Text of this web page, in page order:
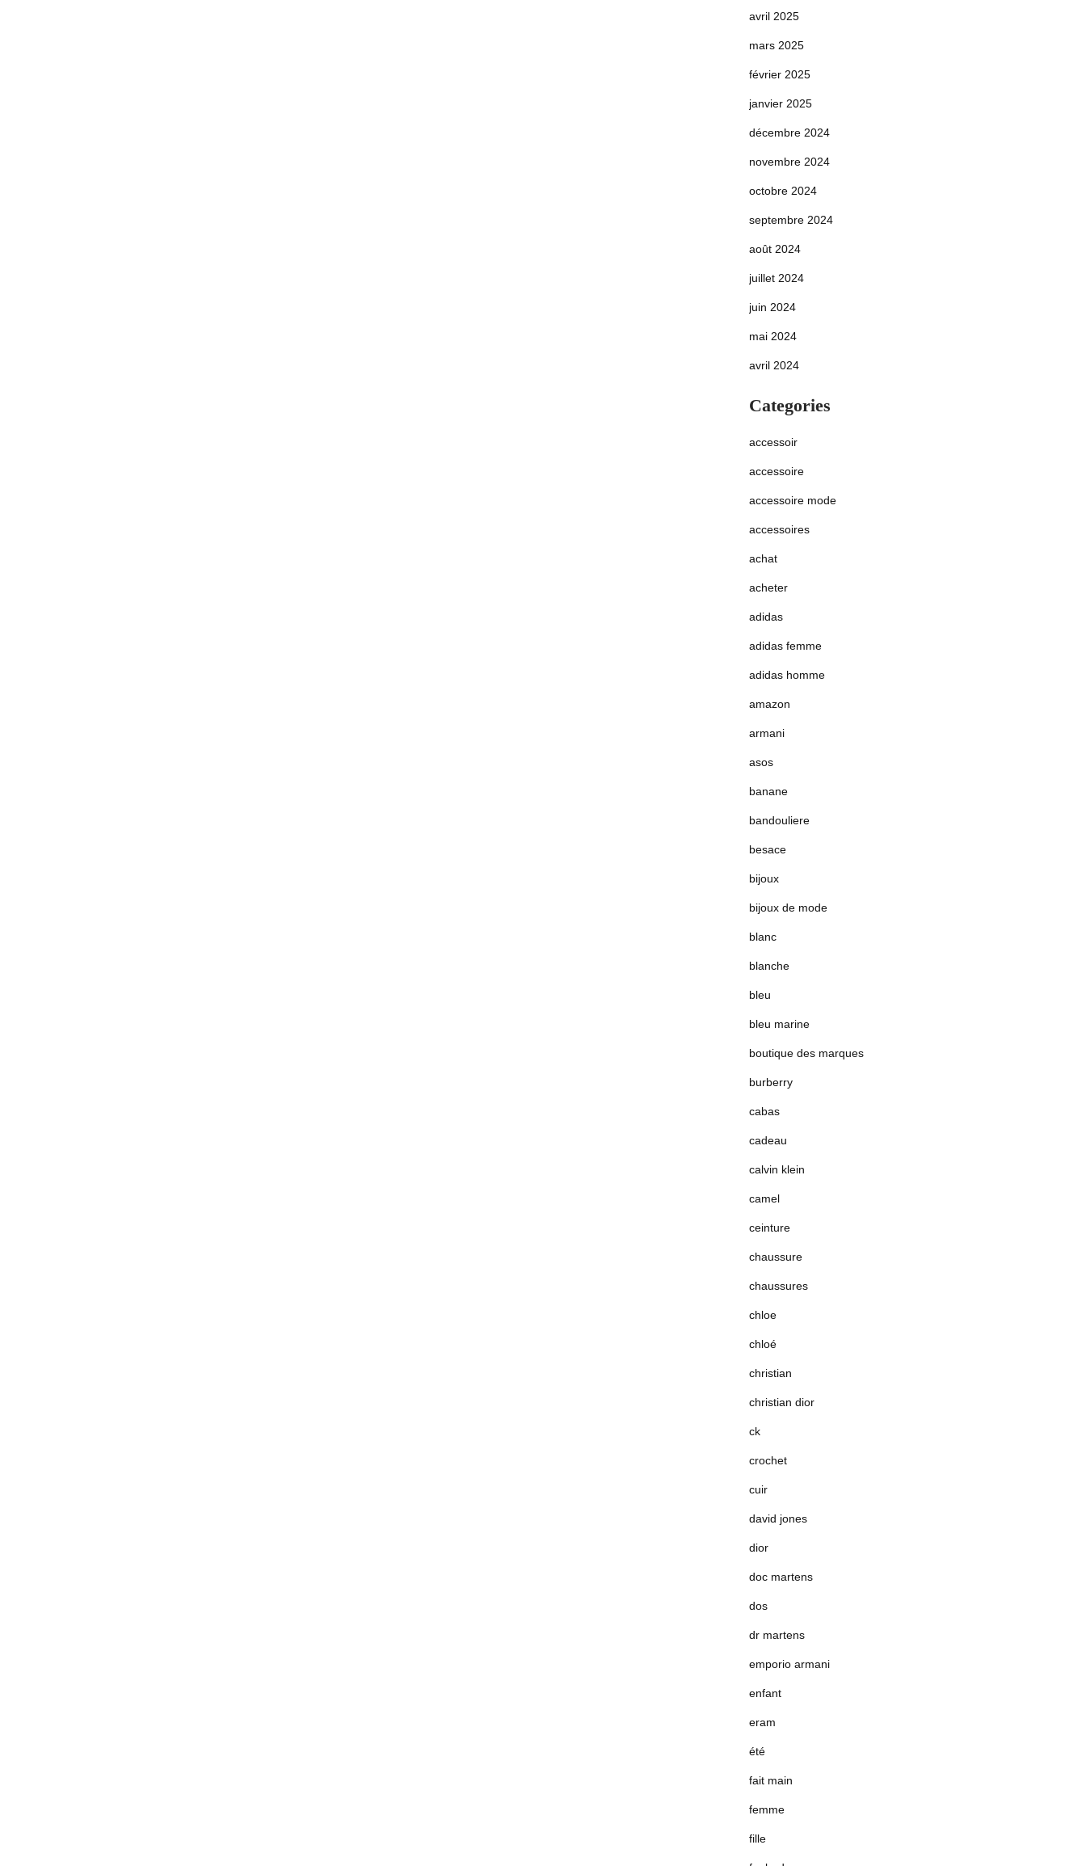
avril 2025
mars 2025
février 2025
janvier 2025
décembre 2024
novembre 2024
octobre 2024
septembre 2024
août 2024
juillet 2024
juin 2024
mai 2024
avril 2024
Categories
accessoir
accessoire
accessoire mode
accessoires
achat
acheter
adidas
adidas femme
adidas homme
amazon
armani
asos
banane
bandouliere
besace
bijoux
bijoux de mode
blanc
blanche
bleu
bleu marine
boutique des marques
burberry
cabas
cadeau
calvin klein
camel
ceinture
chaussure
chaussures
chloe
chloé
christian
christian dior
ck
crochet
cuir
david jones
dior
doc martens
dos
dr martens
emporio armani
enfant
eram
été
fait main
femme
fille